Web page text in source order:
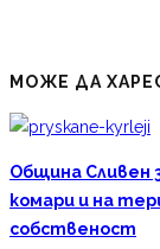
МОЖЕ ДА
Община Сливен
комари и на
собственост